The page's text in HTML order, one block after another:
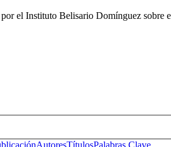
el Instituto Belisario Domínguez
AutoresTítulosPalabras Clave